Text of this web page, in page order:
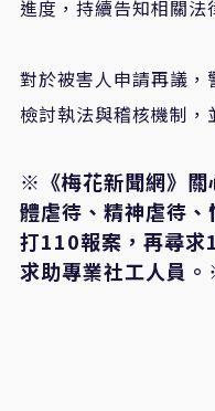
進度，持續告知相關法
對於被害人申請再議
檢討執法與稽核機制，
※《梅花新聞網》關
體虐待、精神虐待
打110報案，再尋求
求助專業社工人員